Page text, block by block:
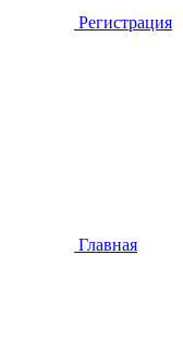
Регистрация
Главная